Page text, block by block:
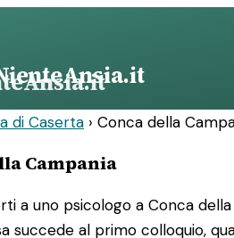
di Caserta › Conca della
Campania
a uno psicologo a Conca
succede al primo colloquio,